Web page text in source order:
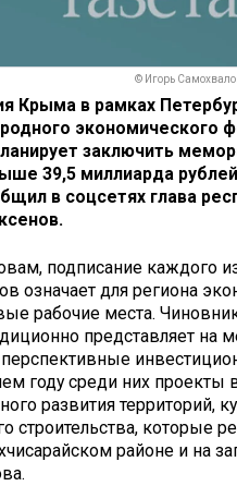
© Игорь
Крыма в рамках
экономического
заключить
39,5 миллиарда
в соцсетях глава
подписание каждого
означает для региона
рабочие места.
представляет на
году среди них проекты
развития территорий,
строительства, которые
районе и на